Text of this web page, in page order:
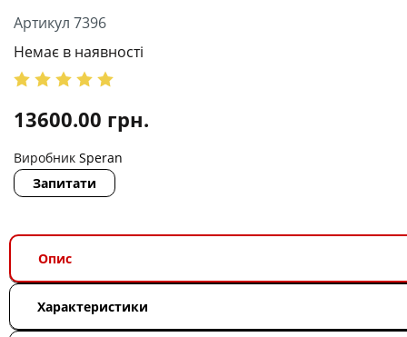
Артикул 7396
Немає в наявності
13600.00 грн.
Виробник Speran
Запитати
Опис
Характеристики